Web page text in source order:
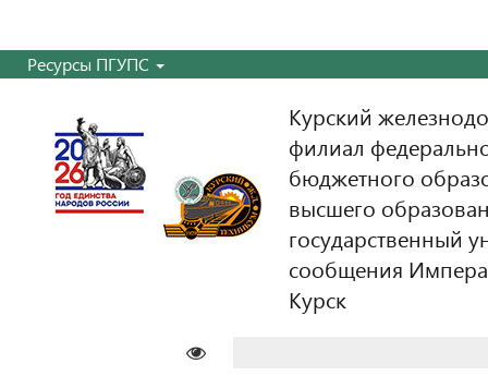
Ресурсы ПГУПС
Курский
филиал
бюджетного
высшего
государственный
сообщения
Курск